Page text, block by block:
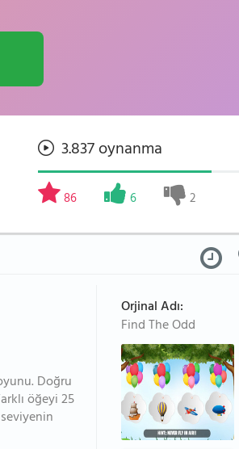
3.837 oynanma
86 6 2
Doğru
öğeyi 25
Orjinal Adı:
Find The Odd